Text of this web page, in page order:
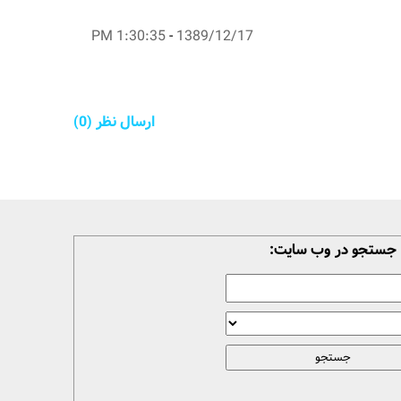
1389/12/17
-
1:30:35 PM
ارسال نظر (0)
جستجو در وب سایت: